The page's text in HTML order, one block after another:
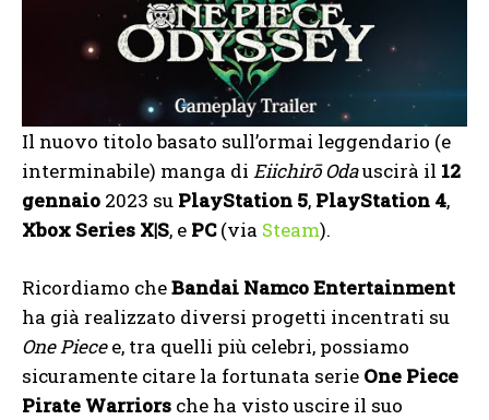
Il nuovo titolo basato sull’ormai leggendario (e
interminabile) manga di Eiichirō Odauscirà il 12
gennaio 2023 su PlayStation 5, PlayStation 4,
Xbox Series X|S, e PC(via Steam).
Ricordiamo cheBandai Namco Entertainment
ha già realizzato diversi progetti incentrati su
One Piecee, tra quelli più celebri, possiamo
sicuramente citare la fortunata serie One Piece
Pirate Warriors che ha visto uscire il suo